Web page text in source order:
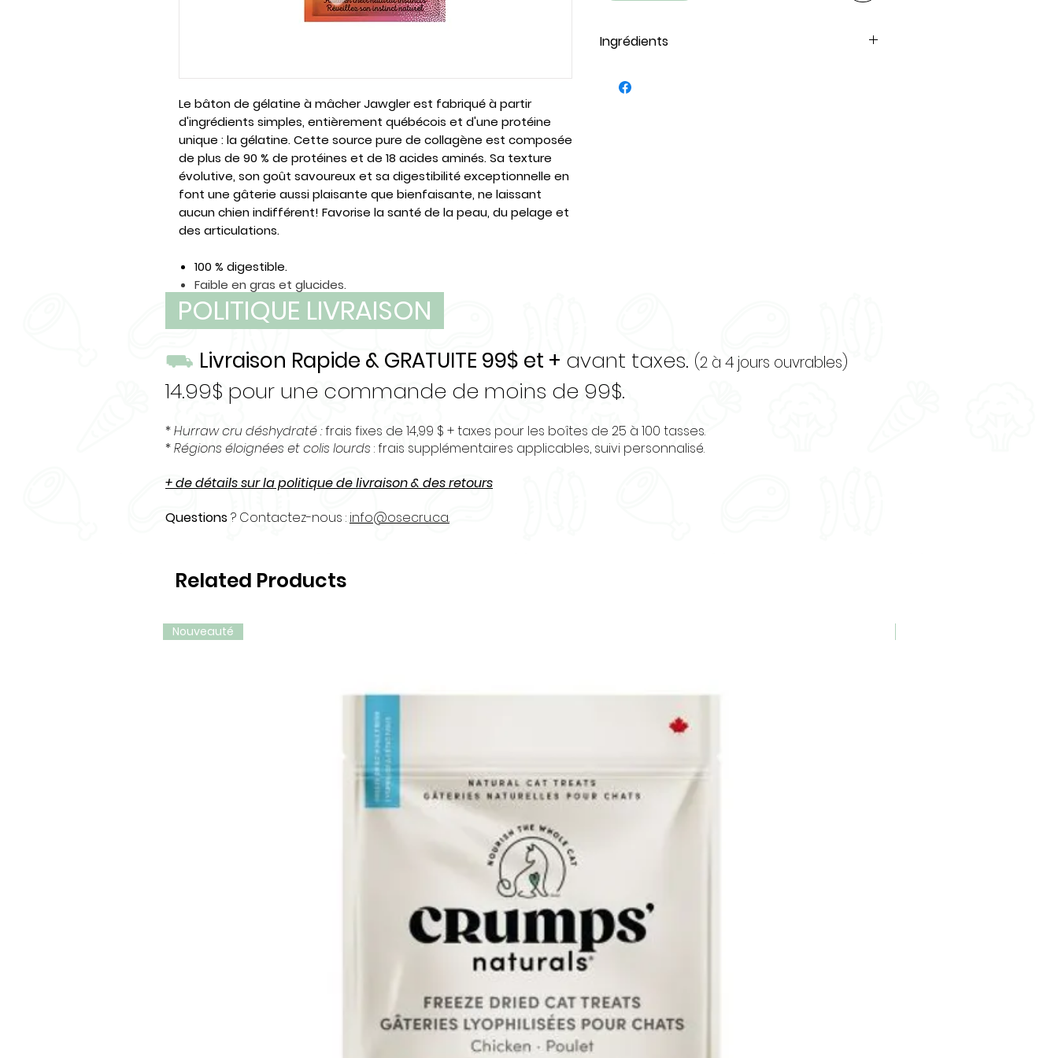
Le bâton de gélatine à mâcher Jawgler est fabriqué à partir
d'ingrédients simples, entièrement québécois et d'une protéine
unique : la gélatine. Cette source pure de collagène est composée
de plus de 90 % de protéines et de 18 acides aminés. Sa texture
évolutive, son goût savoureux et sa digestibilité exceptionnelle en
font une gâterie aussi plaisante que bienfaisante, ne laissant
aucun chien indifférent! Favorise la santé de la peau, du pelage et
des articulations.
100 % digestible.
Faible en gras et glucides.
Grade alimentaire humain.
Sans gluten ni céréales.
Ingrédients
collagène), simili bacon, saveur naturelle
POLITIQUE LIVRAISON
⛟ Livraison Rapide & GRATUITE 99$ et + avant taxes. (2 à 4 jours ouvrables)
14.99$ pour une commande de moins de 99$.
*Hurraw cru déshydraté :frais fixes de 14,99 $ + taxes pour les boîtes de 25 à 100 tasses.
*Régions éloignées et colis lourds : frais supplémentaires applicables, suivi personnalisé.
+ de détails sur la politique de livraison & des retours
Questions? Contactez-nous : info@osecru.ca.
Related Products
Nouveauté